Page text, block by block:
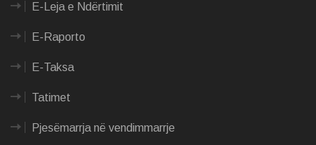
E-Leja e Ndërtimit
E-Raporto
E-Taksa
Tatimet
Pjesëmarrja në vendimmarrje